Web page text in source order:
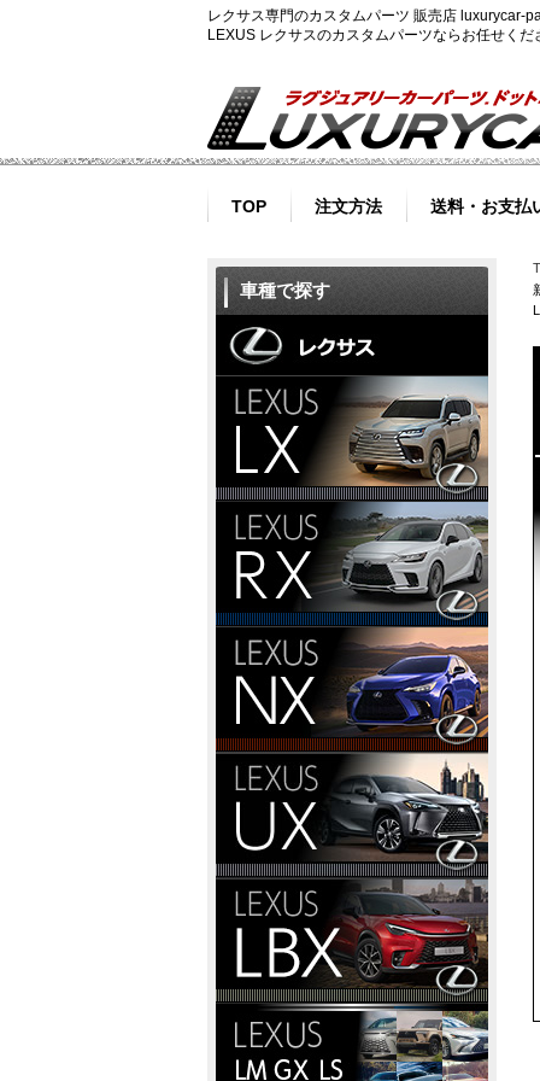
レクサス専門のカスタムパーツ 販売店 luxurycar-
LEXUS レクサスのカスタムパーツならお任せく
TOP 注文方法 送料・お支払
車種で探す